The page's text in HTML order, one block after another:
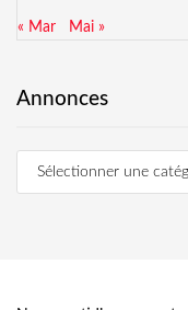
« Mar Mai »
Annonces